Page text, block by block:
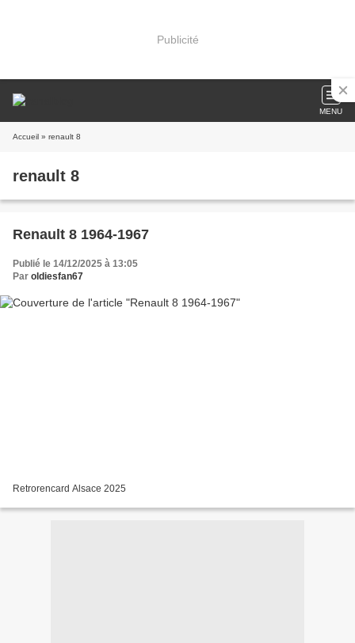
Publicité
MENU
Accueil » renault 8
renault 8
Renault 8 1964-1967
Publié le 14/12/2025 à 13:05
Par oldiesfan67
Retrorencard Alsace 2025